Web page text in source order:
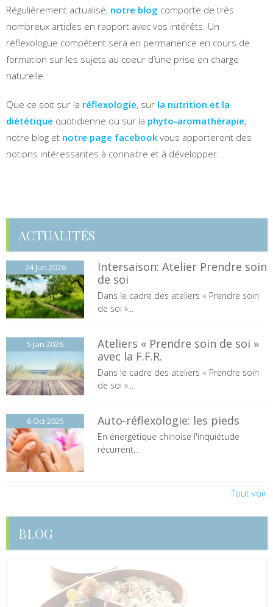
Régulièrement actualisé, notre blog comporte de très
nombreux articles en rapport avec vos intérêts. Un
réflexologue compétent sera en permanence en cours de
formation sur les sujets au coeur d’une prise en charge
naturelle.
Que ce soit sur la réflexologie, sur la nutrition et la
diététique quotidienne ou sur la phyto-aromathérapie,
notre blog et notre page facebook vous apporteront des
notions intéressantes à connaitre et à développer.
ACTUALITÉS
24 Jun 2026
Intersaison: Atelier Prendre soin
de soi
Dans le cadre des ateliers « Prendre soin
de soi »...
5 Jan 2026
Ateliers « Prendre soin de soi »
avec la F.F.R.
Dans le cadre des ateliers « Prendre soin
de soi »...
6 Oct2025 Auto-réflexologie: les pieds
En énergétique chinoise l'inquiétude
récurrent...
Tout voir
BLOG